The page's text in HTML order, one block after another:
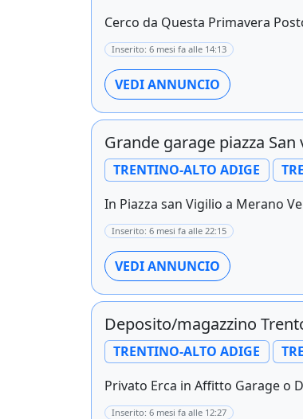
Cerco da Questa Primavera
Inserito: 6 mesi fa alle 14:13
VEDI ANNUNCIO
Grande garage piazza San
TRENTINO-ALTO ADIGE
In Piazza san Vigilio a Merano
Inserito: 6 mesi fa alle 22:15
VEDI ANNUNCIO
Deposito/magazzino
TRENTINO-ALTO ADIGE
Privato Erca in Affitto Garage o
Inserito: 6 mesi fa alle 12:27